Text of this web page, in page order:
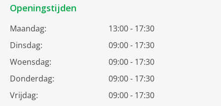
Openingstijden
Maandag:
13:00 - 17:30
Dinsdag:
09:00 - 17:30
Woensdag:
09:00 - 17:30
Donderdag:
09:00 - 17:30
Vrijdag:
09:00 - 17:30